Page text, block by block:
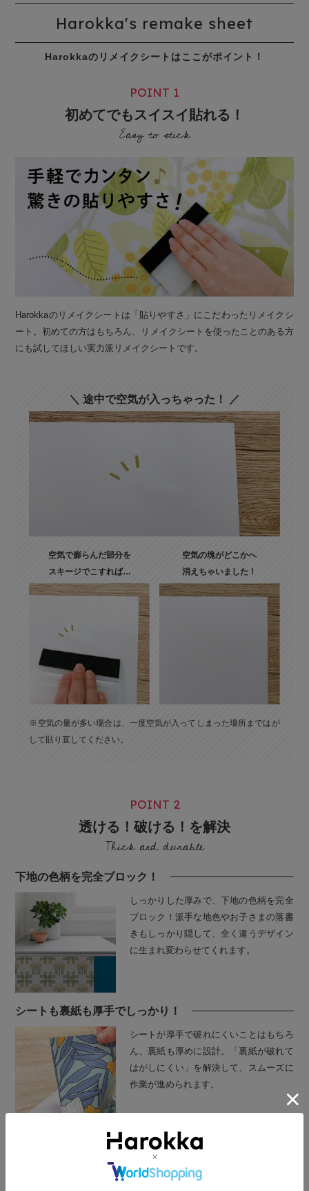
Harokka's remake sheet
Harokkaのリメイクシートはここがポイント！
POINT 1
初めてでもスイスイ貼れる！
Easy to stick
Harokkaのリメイクシートは「貼りやすさ」にこだわったリメイクシ
ート。初めての方はもちろん、リメイクシートを使ったことのある方
にも試してほしい実力派リメイクシートです。
＼ 途中で空気が入っちゃった！ ／
空気で膨らんだ部分を
スキージでこすれば…
空気の塊がどこかへ
消えちゃいました！
※空気の量が多い場合は、一度空気が入ってしまった場所まではが
して貼り直してください。
POINT 2
透ける！破ける！を解決
Thick and durable
下地の色柄を完全ブロック！
しっかりした厚みで、下地の色柄を完全
ブロック！派手な地色やお子さまの落書
きもしっかり隠して、全く違うデザイン
に生まれ変わらせてくれます。
シートも裏紙も厚手でしっかり！
シートが厚手で破れにくいことはもちろ
ん、裏紙も厚めに設計。「裏紙が破れて
はがしにくい」を解決して、スムーズに
作業が進められます。
POINT 3